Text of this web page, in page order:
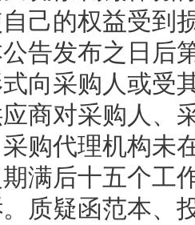
己的权益受到
公告发布之日后
向采购人或受
商对采购人、
购代理机构未
满后十五个工
质疑函范本、